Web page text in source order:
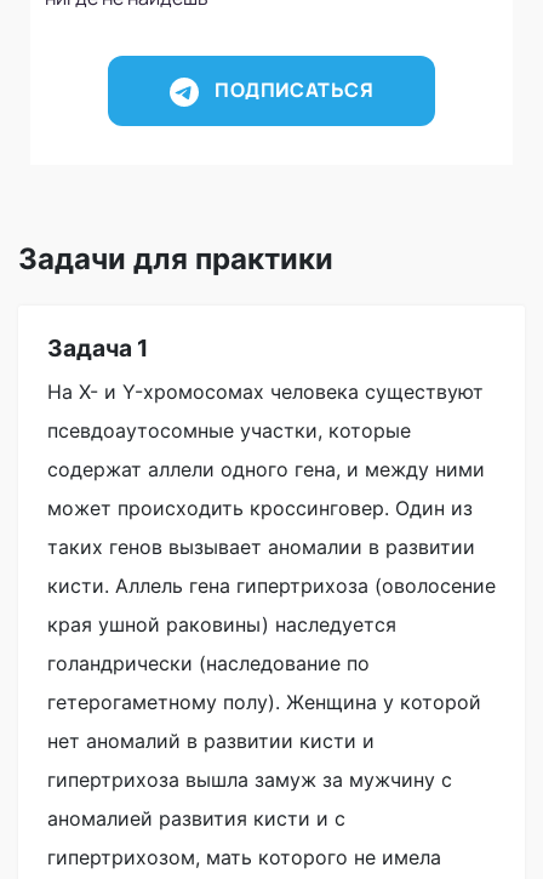
ПОДПИСАТЬСЯ
Задачи для практики
Задача 1
На X- и Y-хромосомах человека существуют
псевдоаутосомные участки, которые
содержат аллели одного гена, и между ними
может происходить кроссинговер. Один из
таких генов вызывает аномалии в развитии
кисти. Аллель гена гипертрихоза (оволосение
края ушной раковины) наследуется
голандрически (наследование по
гетерогаметному полу). Женщина у которой
нет аномалий в развитии кисти и
гипертрихоза вышла замуж за мужчину с
аномалией развития кисти и с
гипертрихозом, мать которого не имела